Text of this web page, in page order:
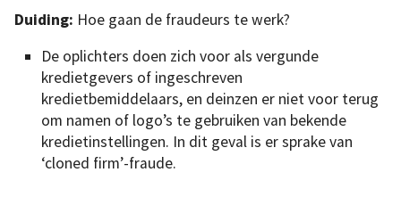
Duiding: Hoe gaan de fraudeurs te werk?
De oplichters doen zich voor als vergunde
kredietgevers of ingeschreven
kredietbemiddelaars, en deinzen er niet voor terug
om namen of logo’s te gebruiken van bekende
kredietinstellingen. In dit geval is er sprake van
‘cloned firm’-fraude.